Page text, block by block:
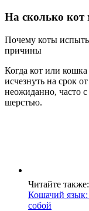
На сколько кот
Почему коты
причины
Когда кот или
исчезнуть на срок
неожиданно, часто
шерстью.
Читайте также:
Кошачий
собой